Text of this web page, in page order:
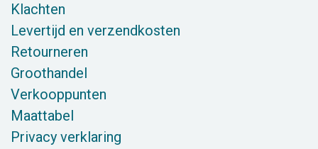
Klachten
Levertijd en verzendkosten
Retourneren
Groothandel
Verkooppunten
Maattabel
Privacy verklaring